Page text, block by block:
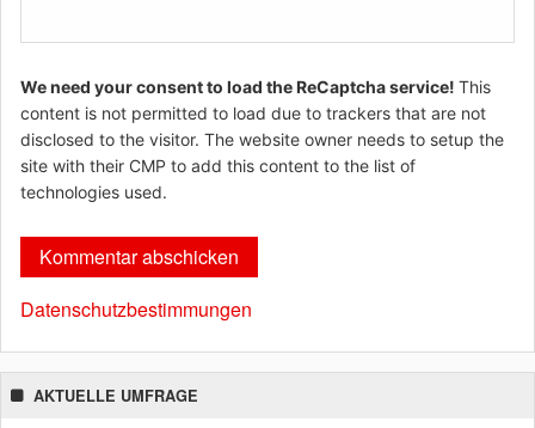
We need your consent to load the ReCaptcha service! This
content is not permitted to load due to trackers that are not
disclosed to the visitor. The website owner needs to setup the
site with their CMP to add this content to the list of
technologies used.
Datenschutzbestimmungen
AKTUELLE UMFRAGE